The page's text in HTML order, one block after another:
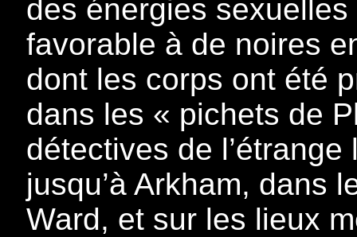
des énergies
favorable à de noires
dont les corps ont été
dans les « pichets de
détectives de
jusqu’à Arkham, dans
Ward, et sur les lieux